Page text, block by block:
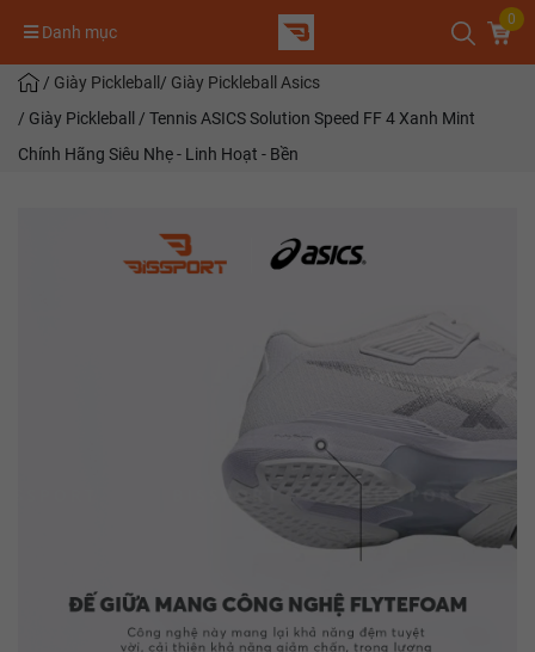
Danh mục
0
/ Giày Pickleball / Giày Pickleball Asics
/ Giày Pickleball / Tennis ASICS Solution Speed FF 4 Xanh Mint
Chính Hãng Siêu Nhẹ - Linh Hoạt - Bền